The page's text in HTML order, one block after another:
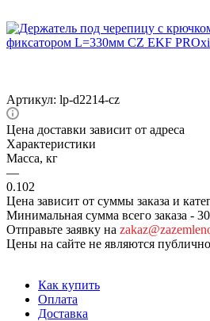
Артикул: lp-d2214-cz
Цена доставки зависит от адреса
Характеристики
Масса, кг
—
0.102
Цена зависит от суммы заказа и
Минимальная сумма всего заказа -
Отправьте заявку на
Цены на сайте не являются
Как купить
Оплата
Доставка